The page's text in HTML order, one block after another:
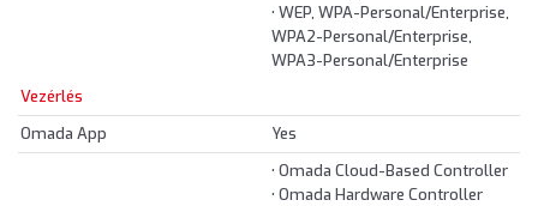
• WEP, WPA-Personal/Enterprise,
WPA2-Personal/Enterprise,
WPA3-Personal/Enterprise
Vezérlés
Omada App
Yes
• Omada Cloud-Based Controller
• Omada Hardware Controller